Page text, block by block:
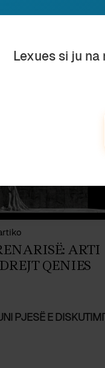
ARTI
QENIES
PJESË E
Lexues si ju